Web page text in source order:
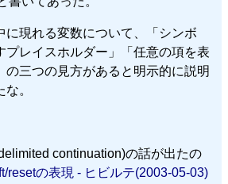
に現れる変数について、「シンボ
プレイスホルダー」「任意の項を表
の三つの見方があると明示的に説明
。
continuation)の話が出たの
resetの表現 - ヒビルテ(2003-05-03)